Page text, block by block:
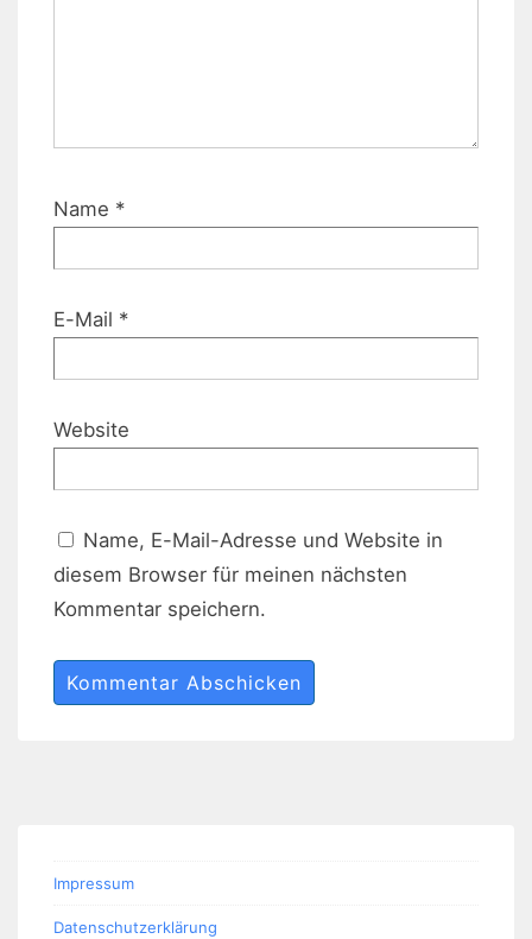
Name *
E-Mail *
Website
Name, E-Mail-Adresse und Website in
diesem Browser für meinen nächsten
Kommentar speichern.
Impressum
Datenschutzerklärung